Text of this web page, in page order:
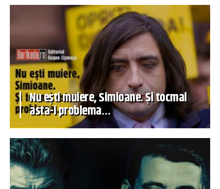
Nu ești muiere, Simioane. Și tocmai
asta-i problema…